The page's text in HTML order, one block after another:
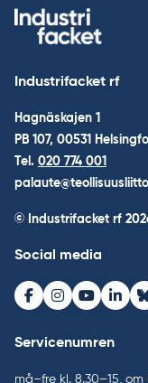
Industrifacket rf
Hagnäskajen 1
PB 107, 00531
Tel. 020 774 001
© Industrifacket rf
Social media
Facebook
Instagram
Youtube
Servicenumren
må–fre kl. 8.30–15,